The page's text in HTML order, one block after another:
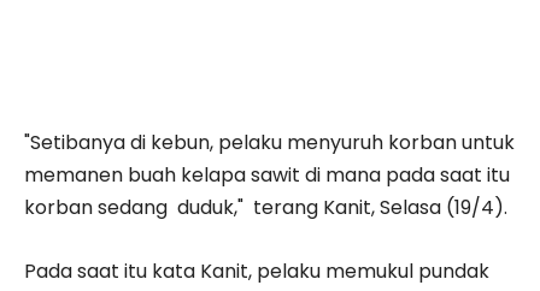
"Setibanya di kebun, pelaku menyuruh korban untuk
memanen buah kelapa sawit di mana pada saat itu
korban sedang duduk," terang Kanit, Selasa (19/4).
Pada saat itu kata Kanit, pelaku memukul pundak